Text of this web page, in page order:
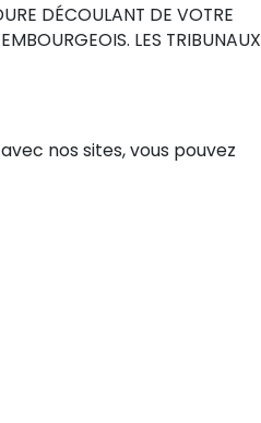
DÉCOULANT DE VOTRE
LES
nos sites, vous pouvez